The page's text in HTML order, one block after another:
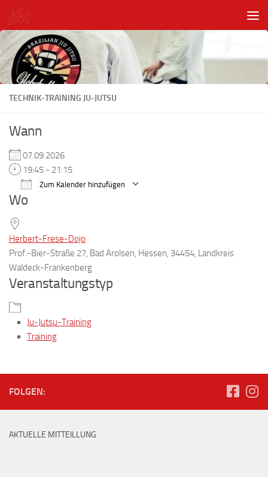
Unter dem Inhalt
TECHNIK-TRAINING JU-JUTSU
Wann
07.09.2026
19:45 - 21:15
Zum Kalender hinzufügen
Wo
Herbert-Frese-Dojo
Prof.-Bier-Straße 27, Bad Arolsen, Hessen, 34454, Landkreis
Waldeck-Frankenberg
Veranstaltungstyp
Ju-Jutsu-Training
Training
FOLGEN:
AKTUELLE MITTEILLUNG